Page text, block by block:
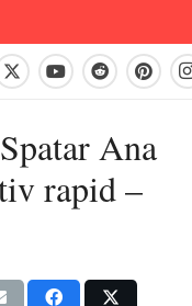
Ana
rapid –